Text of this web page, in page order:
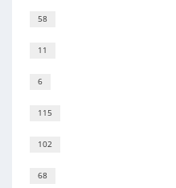
58
11
6
115
102
68